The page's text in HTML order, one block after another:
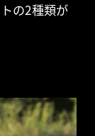
の2種類が